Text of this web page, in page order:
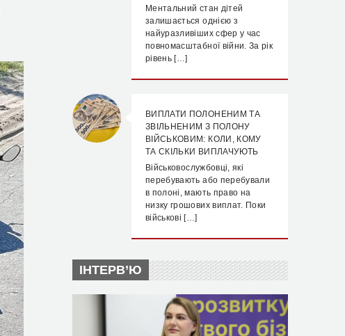
Ментальний стан дітей
залишається однією з
найуразливіших сфер у час
повномасштабної війни. За рік
рівень […]
ВИПЛАТИ ПОЛОНЕНИМ ТА
ЗВІЛЬНЕНИМ З ПОЛОНУ
ВІЙСЬКОВИМ: КОЛИ, КОМУ
ТА СКІЛЬКИ ВИПЛАЧУЮТЬ
Військовослужбовці, які
перебувають або перебували
в полоні, мають право на
низку грошових виплат. Поки
військові […]
ІНТЕРВ’Ю